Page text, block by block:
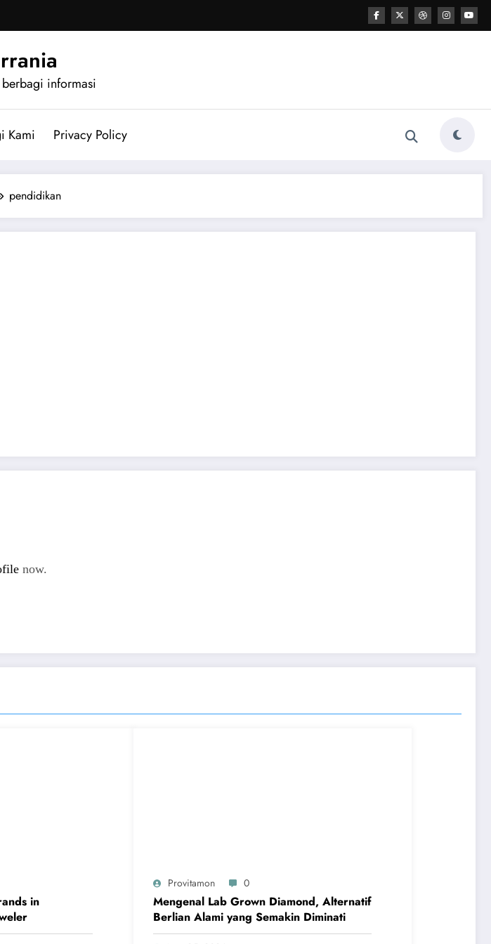
informasi
Kami Privacy Policy
pendidikan
now.
in
Provitamon 0
Mengenal Lab Grown Diamond, Alternatif
Berlian Alami yang Semakin Diminati